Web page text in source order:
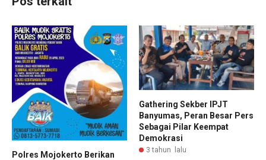
Polres Mojokerto Berikan
Gathering Sekber IPJT
Banyumas, Peran Besar Pers
Sebagai Pilar Keempat
Demokrasi
3 tahun lalu